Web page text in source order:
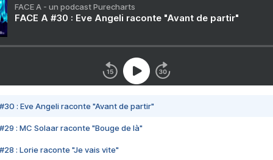
FACE A - un podcast Purecharts
FACE A #30 : Eve Angeli raconte "Avant de partir"
#30 : Eve Angeli raconte "Avant de partir"
#29 : MC Solaar raconte "Bouge de là"
#28 : Lorie raconte "Je vais vite"